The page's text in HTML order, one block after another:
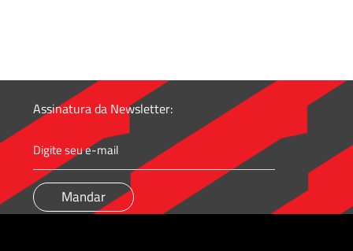
Assinatura da Newsletter: